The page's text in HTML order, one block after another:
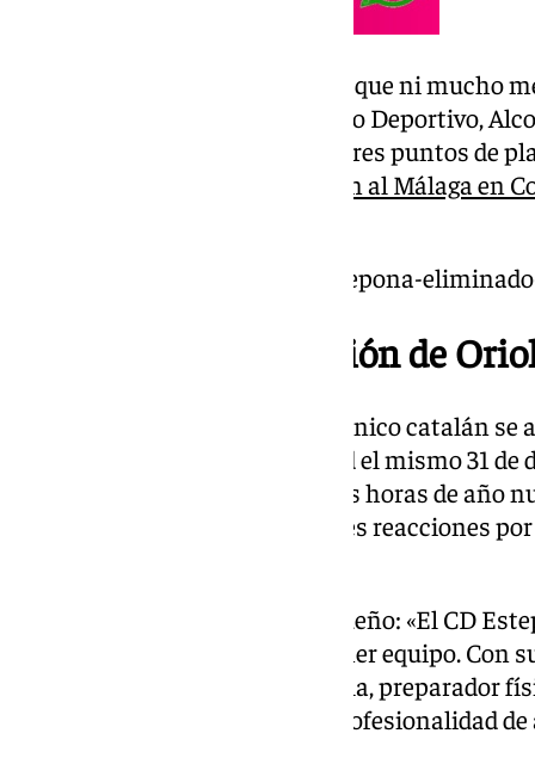
Cura sustituirá a un Oriol Riera que ni mucho
fuera futbolista de equipos como Deportivo,
Estepona en séptimo lugar y a tres puntos de
eliminaron al Málaga en
https://www.101tv.es/el-cd-estepona-
La polémica destitución de
A pesar de los resultados del técnico catalán
desavenencias con la propiedad el mismo 31
controversia al producirse a tres horas de año
Costa del Sol y provocó múltiples reacciones
Así lo anunció el equipo malagueño: «El CD
Riera como entrenador del primer equipo. Con
nuestra disciplina Aratz Olaizola, preparador
la dedicación, el esfuerzo y la profesionalidad de